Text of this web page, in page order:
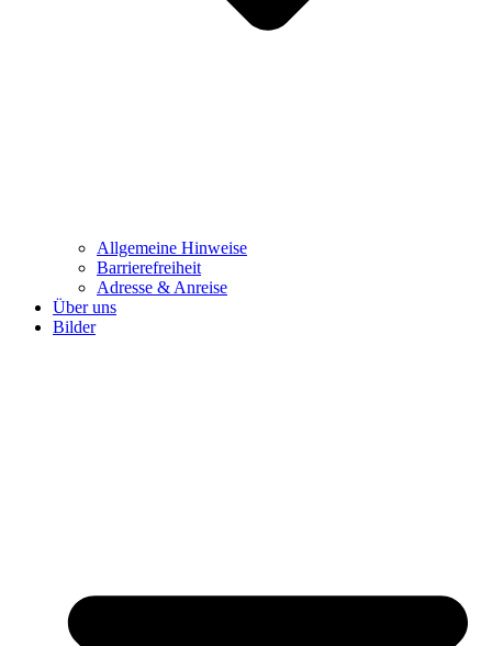
Allgemeine Hinweise
Barrierefreiheit
Adresse & Anreise
Über uns
Bilder